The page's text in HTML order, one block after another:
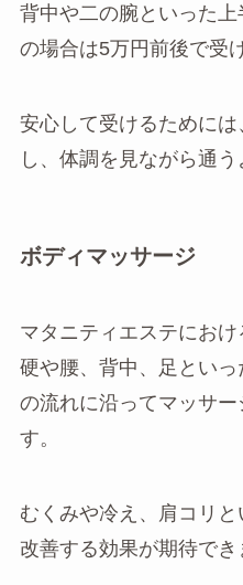
背中や二の腕といった
の場合は5万円前後で受
安心して受けるために
し、体調を見ながら通う
ボディマッサージ
マタニティエステにおけ
硬や腰、背中、足とい
の流れに沿ってマッサ
す。
むくみや冷え、肩コリ
改善する効果が期待でき